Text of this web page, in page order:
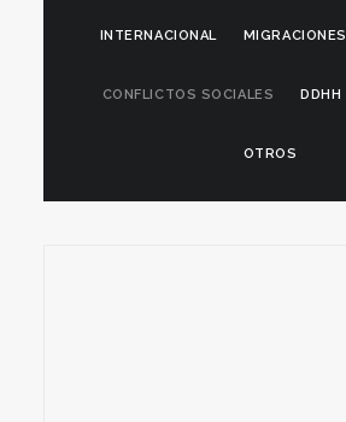
INTERNACIONAL MIGRACIONES
CONFLICTOS SOCIALES DDHH
OTROS